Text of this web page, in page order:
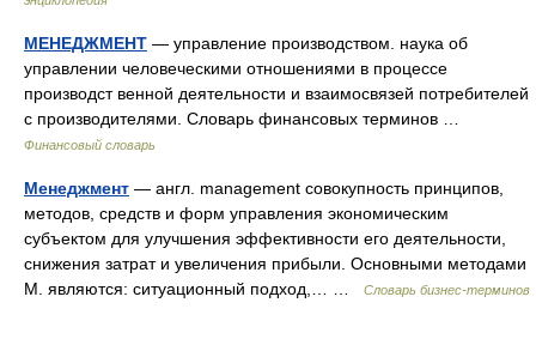
МЕНЕДЖМЕНТ — управление производством. наука об
управлении человеческими отношениями в процессе
производст венной деятельности и взаимосвязей потребителей
с производителями. Словарь финансовых терминов …
Финансовый словарь
Менеджмент — англ. management совокупность принципов,
методов, средств и форм управления экономическим
субъектом для улучшения эффективности его деятельности,
снижения затрат и увеличения прибыли. Основными методами
М. являются: ситуационный подход,… …
Словарь бизнес-терминов